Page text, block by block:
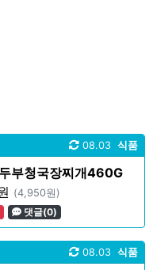
식품
08.03
부청국장찌개460G
(4,950원)
댓글(0)
식품
08.03